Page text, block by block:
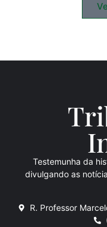
Testemunha da
divulgando as
R. Professor